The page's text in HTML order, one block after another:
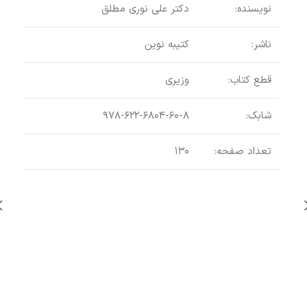
نویسنده: دکتر علی نوری مطلق
ناشر: کتیبه نوین
قطع کتاب: وزیری
شابک: ۹۷۸-۶۲۲-۶۸۰۴-۶۰-۸
تعداد صفحه: ۱۳۰